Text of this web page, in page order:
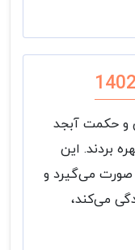
و حکمت آبجد
بردند. این
صورت می‌گیرد و
می‌کند،